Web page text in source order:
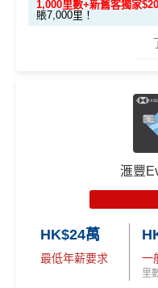
基本迎新：
推廣期：即日起至
金額，可享以下迎新
1,000里數+新舊客獨家
賬7,000里！
全
優惠期：2026年8月
✅經里先生指定連
申請渣打國泰
card-apply ，成功批
❗️
滙豐
HK$24萬
最低年薪要求 一
里